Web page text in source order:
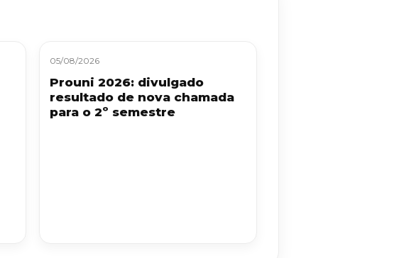
05/08/2026
Prouni 2026: divulgado
resultado de nova chamada
para o 2º semestre